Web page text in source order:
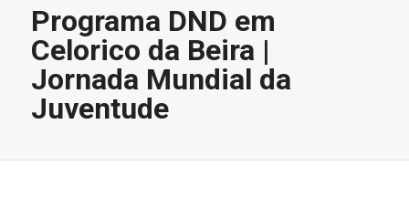
Programa DND em
Celorico da Beira |
Jornada Mundial da
Juventude